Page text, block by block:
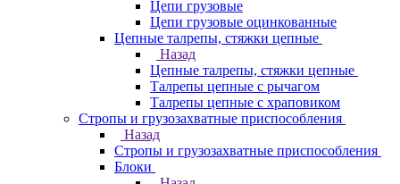
Цепи грузовые
Цепи грузовые оцинкованные
Цепные талрепы, стяжки цепные
Назад
Цепные талрепы, стяжки цепные
Талрепы цепные с рычагом
Талрепы цепные с храповиком
Стропы и грузозахватные приспособления
Назад
Стропы и грузозахватные приспособления
Блоки